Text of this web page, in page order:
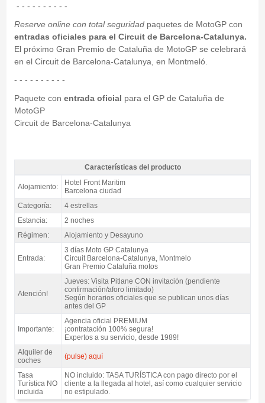
- - - - - - - - - -
Reserve online con total seguridadpaquetes de MotoGP con
entradas oficiales para el Circuit de Barcelona-Catalunya.
El próximo Gran Premio de Cataluña de MotoGP se celebrará
en el Circuit de Barcelona-Catalunya, en Montmeló.
- - - - - - - - - -
Paquete con entrada oficial para el GP de Cataluña de
MotoGP
Circuit de Barcelona-Catalunya
Pack Barcelona MotoGP Catalunya, Hotel Front Maritim 4* / 2 noches A.D. -
Características del producto
Características del producto
Alojamiento:
Hotel Front Maritim
Barcelona ciudad
Categoría:
4 estrellas
Estancia:
2 noches
Régimen:
Alojamiento y Desayuno
Entrada:
3 días Moto GP Catalunya
Circuit Barcelona-Catalunya, Montmelo
Gran Premio Cataluña motos
Atención!
Jueves: Visita Pitlane CON invitación (pendiente
confirmación/aforo limitado)
Según horarios oficiales que se publican unos días
antes del GP
Importante:
Agencia oficial PREMIUM
¡contratación 100% segura!
Expertos a su servicio, desde 1989!
Alquiler de
coches
(pulse) aquí
Tasa
Turística NO
incluida
NO incluido: TASA TURÍSTICA con pago directo por el
cliente a la llegada al hotel, así como cualquier servicio
no estipulado.